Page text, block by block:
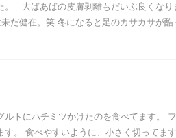
。 大ばあばの皮膚剥離もだいぶ良くなり
だ健在。笑 冬になると足のカサカサが酷
トにハチミツかけたのを食べてます。
。 食べやすいように、小さく切ってます